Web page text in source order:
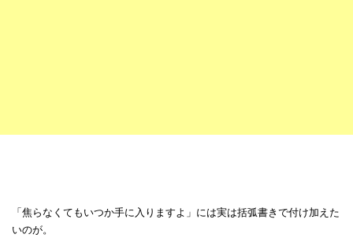
「焦らなくてもいつか手に入りますよ」には実は括弧書きで付け加えた
いのが。